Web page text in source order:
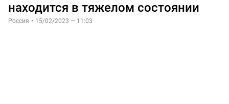
находится в тяжелом состоянии
Россия • 15/02/2023 — 11:03